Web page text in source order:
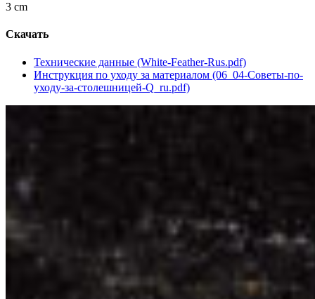
3 cm
Скачать
Технические данные (White-Feather-Rus.pdf)
Инструкция по уходу за материалом (06_04-Советы-по-
уходу-за-столешницей-Q_ru.pdf)